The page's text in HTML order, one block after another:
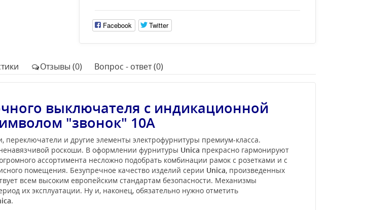
Facebook Twitter
Отзывы (0) Вопрос - ответ (0)
выключателя с индикационной
"звонок" 10А
переключатели и другие элементы электрофурнитуры премиум-класса.
роскоши. В оформлении фурнитуры Unica прекрасно гармонируют
ассортимента несложно подобрать комбинации рамок с розетками и с
помещения. Безупречное качество изделий серии Unica, произведенных
всем высоким европейским стандартам безопасности. Механизмы
их эксплуатации. Ну и, наконец, обязательно нужно отметить
.